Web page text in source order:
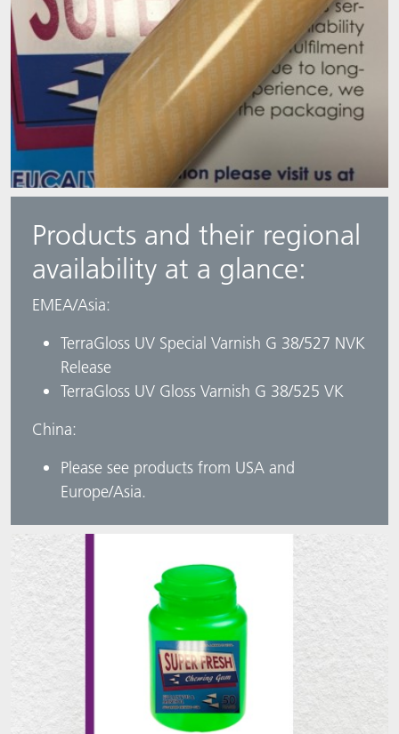
Products and their regional
availability at a glance:​
​EMEA/Asia: ​
TerraGloss UV Special Varnish G 38/527 NVK
Release ​
TerraGloss UV Gloss Varnish G 38/525 VK ​
China: ​
Please see products from USA and
Europe/Asia.
FoodSafe
MotionCoat
PakSafe
PROVALIN